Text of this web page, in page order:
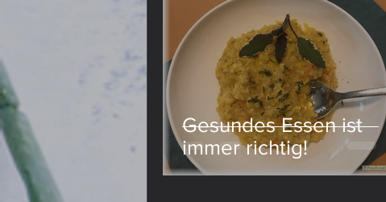
Gesundes Essen ist
immer richtig!